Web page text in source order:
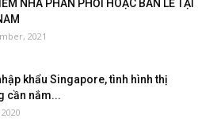
NHÀ PHÂN PHỐI HOẶC BÁN LẺ TẠI
2021
khẩu Singapore, tình hình thị
cần nắm...